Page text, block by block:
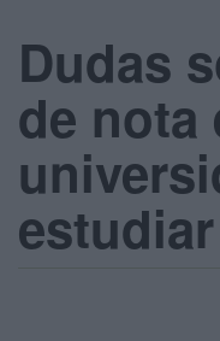
Dudas
de nota